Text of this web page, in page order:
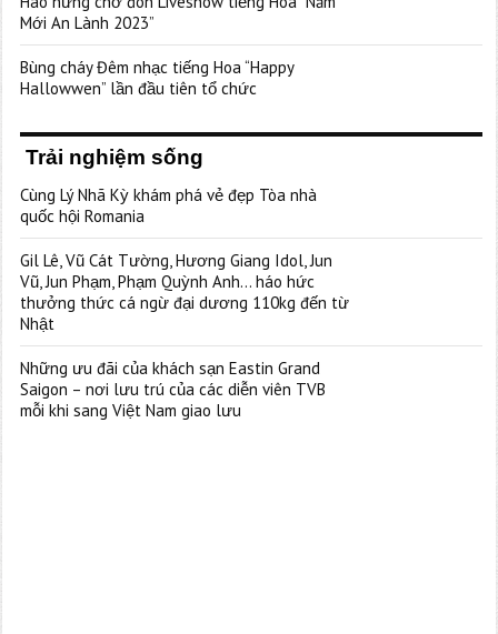
Mới An Lành 2023”
Bùng cháy Đêm nhạc tiếng Hoa “Happy
Hallowwen” lần đầu tiên tổ chức
Trải nghiệm sống
Cùng Lý Nhã Kỳ khám phá vẻ đẹp Tòa nhà
quốc hội Romania
Gil Lê, Vũ Cát Tường, Hương Giang Idol, Jun
Vũ, Jun Phạm, Phạm Quỳnh Anh… háo hức
thưởng thức cá ngừ đại dương 110kg đến từ
Nhật
Những ưu đãi của khách sạn Eastin Grand
Saigon – nơi lưu trú của các diễn viên TVB
mỗi khi sang Việt Nam giao lưu